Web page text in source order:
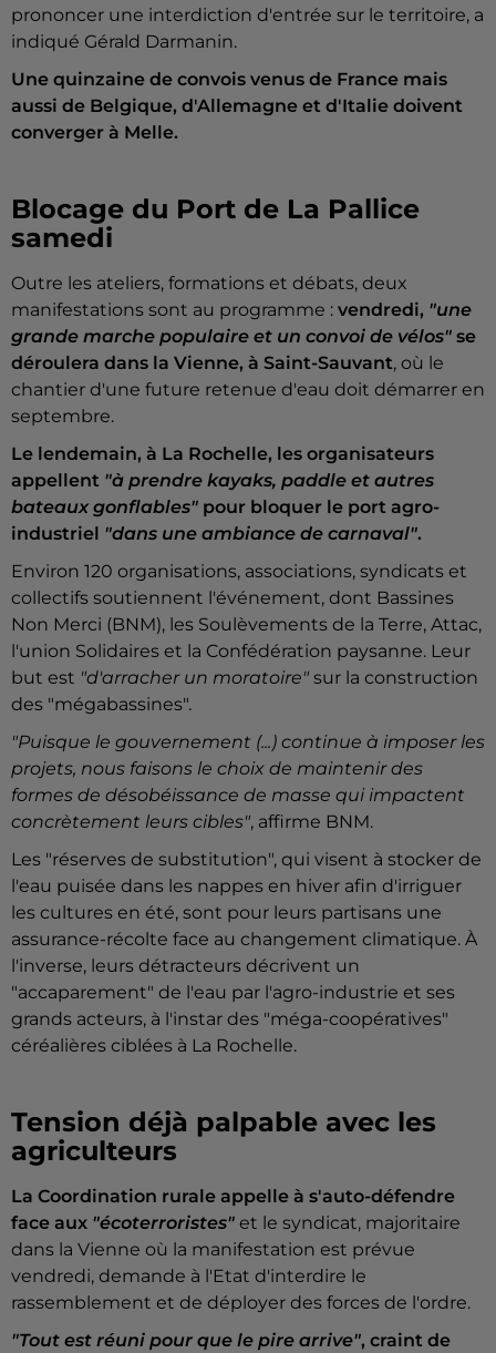
prononcer une interdiction d'entrée sur le territoire, a
indiqué Gérald Darmanin.
Une quinzaine de convois venus de France mais
aussi de Belgique, d'Allemagne et d'Italie doivent
converger à Melle.
Blocage du Port de La Pallice
samedi
Outre les ateliers, formations et débats, deux
manifestations sont au programme : vendredi, "une
grande marche populaire et un convoi de vélos" se
déroulera dans la Vienne, à Saint-Sauvant, où le
chantier d'une future retenue d'eau doit démarrer en
septembre.
Le lendemain, à La Rochelle, les organisateurs
appellent "à prendre kayaks, paddle et autres
bateaux gonflables" pour bloquer le port agro-
industriel "dans une ambiance de carnaval".
Environ 120 organisations, associations, syndicats et
collectifs soutiennent l'événement, dont Bassines
Non Merci (BNM), les Soulèvements de la Terre, Attac,
l'union Solidaires et la Confédération paysanne. Leur
but est "d'arracher un moratoire" sur la construction
des "mégabassines".
"Puisque le gouvernement (...) continue à imposer les
projets, nous faisons le choix de maintenir des
formes de désobéissance de masse qui impactent
concrètement leurs cibles", affirme BNM.
Les "réserves de substitution", qui visent à stocker de
l'eau puisée dans les nappes en hiver afin d'irriguer
les cultures en été, sont pour leurs partisans une
assurance-récolte face au changement climatique. À
l'inverse, leurs détracteurs décrivent un
"accaparement" de l'eau par l'agro-industrie et ses
grands acteurs, à l'instar des "méga-coopératives"
céréalières ciblées à La Rochelle.
Tension déjà palpable avec les
agriculteurs
La Coordination rurale appelle à s'auto-défendre
face aux "écoterroristes" et le syndicat, majoritaire
dans la Vienne où la manifestation est prévue
vendredi, demande à l'Etat d'interdire le
rassemblement et de déployer des forces de l'ordre.
"Tout est réuni pour que le pire arrive", craint de